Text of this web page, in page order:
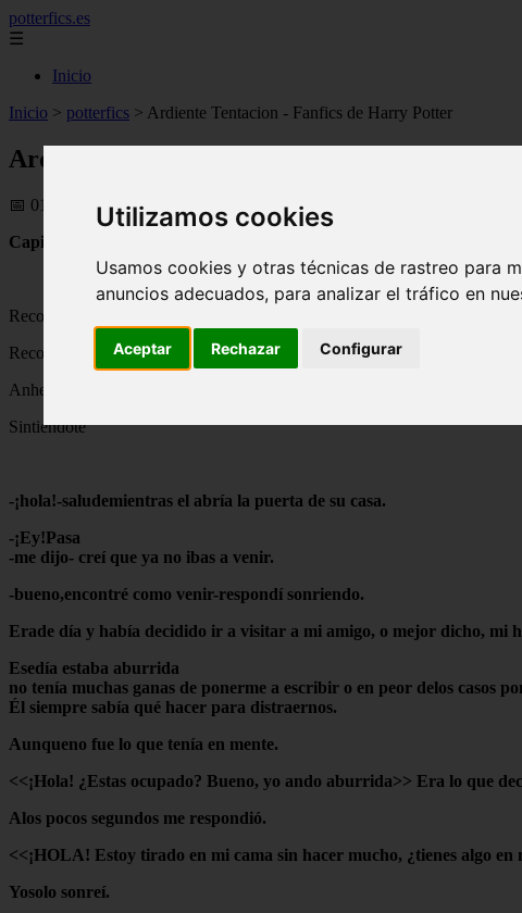
Utilizamos cookies
Usamos cookies y otras técnicas de rastreo para
anuncios adecuados, para analizar el tráfico en
Aceptar Rechazar Configurar
potterfics.es
☰
Inicio
Inicio > potterfics > Ardiente Tentacion - Fanfics de Harry Potter
Ardiente Tentacion - Fanfics de Harry Potter
📅 01/06/2025
CapituloÚnico: Inesperado
Recorro con mis dedosla comisura de mis labios mientras cierro los ojos, y
Recordándote...
Anhelándote
Sintiéndote
-¡hola!-saludemientras el abría la puerta de su casa.
-¡Ey!Pasa
-me dijo- creí que ya no ibas a venir.
-bueno,encontré como venir-respondí sonriendo.
Erade día y había decidido ir a visitar a mi amigo, o mejor dicho, mi
Esedía estaba aburrida
no tenía muchas ganas de ponerme a escribir o en peor delos casos
Él siempre sabía qué hacer para distraernos.
Aunqueno fue lo que tenía en mente.
<<¡Hola! ¿Estas ocupado? Bueno, yo ando aburrida>> Era lo que
Alos pocos segundos me respondió.
<<¡HOLA! Estoy tirado en mi cama sin hacer mucho, ¿tienes algo
Yosolo sonreí.